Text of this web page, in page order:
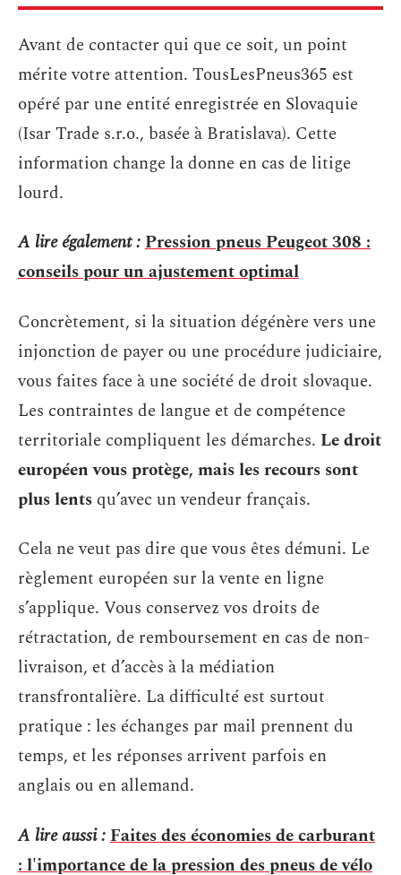
Avant de contacter qui que ce soit, un point
mérite votre attention. TousLesPneus365 est
opéré par une entité enregistrée en Slovaquie
(Isar Trade s.r.o., basée à Bratislava). Cette
information change la donne en cas de litige
lourd.
A lire également :Pression pneus Peugeot 308 :
conseils pour un ajustement optimal
Concrètement, si la situation dégénère vers une
injonction de payer ou une procédure judiciaire,
vous faites face à une société de droit slovaque.
Les contraintes de langue et de compétence
territoriale compliquent les démarches. Le droit
européen vous protège, mais les recours sont
plus lents qu’avec un vendeur français.
Cela ne veut pas dire que vous êtes démuni. Le
règlement européen sur la vente en ligne
s’applique. Vous conservez vos droits de
rétractation, de remboursement en cas de non-
livraison, et d’accès à la médiation
transfrontalière. La difficulté est surtout
pratique : les échanges par mail prennent du
temps, et les réponses arrivent parfois en
anglais ou en allemand.
A lire aussi :Faites des économies de carburant
: l'importance de la pression des pneus de vélo